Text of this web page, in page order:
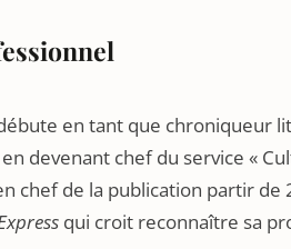
en tant que chroniqueur
devenant chef du service «
chef de la publication partir de
qui croit reconnaître sa